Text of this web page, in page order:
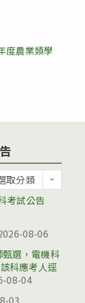
度農業類學
取分類
考試公告
08-06
選，電機科
科應考人逕
08-04
03